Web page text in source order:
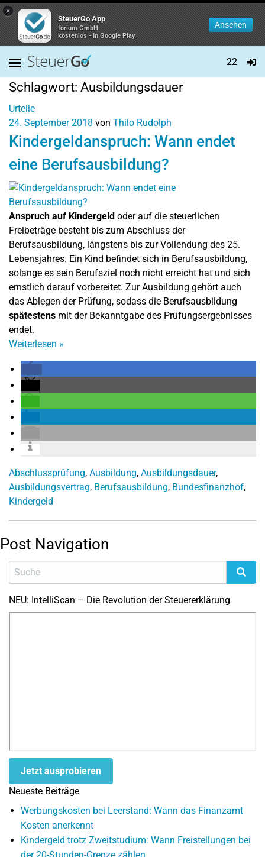
×
SteuerGo App
forium GmbH
kostenlos - In Google Play
Ansehen
22
Schlagwort: Ausbildungsdauer
Urteile
24. September 2018 von Thilo Rudolph
Kindergeldanspruch: Wann endet
eine Berufsausbildung?
Anspruch auf Kindergeld oder auf die steuerlichen
Freibeträge besteht bis zum Abschluss der
Berufsausbildung, längstens bis zur Vollendung des 25.
Lebensjahres. Ein Kind befindet sich in Berufsausbildung,
solange es sein Berufsziel noch nicht erreicht hat und sich
ernstlich darauf vorbereitet. Zur Ausbildung gehört auch
das Ablegen der Prüfung, sodass die Berufsausbildung
spätestens mit der Bekanntgabe des Prüfungsergebnisses
endet.
Weiterlesen »
Abschlussprüfung, Ausbildung, Ausbildungsdauer,
Ausbildungsvertrag, Berufsausbildung, Bundesfinanzhof,
Kindergeld
Post Navigation
NEU: IntelliScan – Die Revolution der Steuererklärung
Jetzt ausprobieren
Neueste Beiträge
Werbungskosten bei Leerstand: Wann das Finanzamt
Kosten anerkennt
Kindergeld trotz Zweitstudium: Wann Freistellungen bei